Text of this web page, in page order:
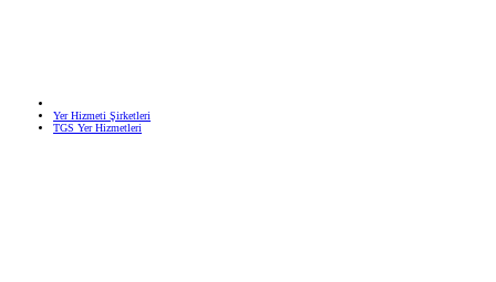
Yer Hizmeti Şirketleri
TGS Yer Hizmetleri